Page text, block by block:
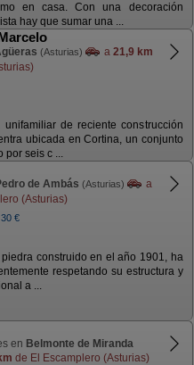
en casa. Con una decoración
hay que sumar una ...
(Asturias) a 21,9 km
unifamiliar de reciente construcción
ubicada en Cortina, un conjunto
por seis c ...
de Ambás (Asturias)
a
(Asturias)
30 €
construido en el año 1901, ha
respetando su estructura y
a ...
en Belmonte de Miranda
de El Escamplero (Asturias)